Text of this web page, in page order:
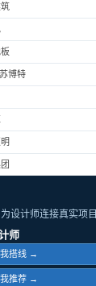
博特
设计师连接真实项目
师
搭线 →
推荐 →